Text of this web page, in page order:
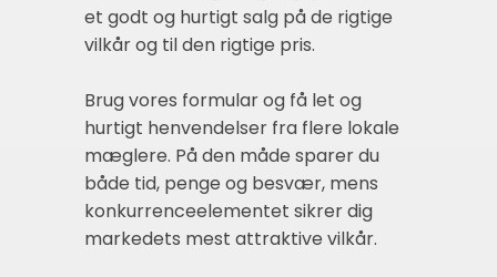
et godt og hurtigt salg på de rigtige
vilkår og til den rigtige pris.
Brug vores formular og få let og
hurtigt henvendelser fra flere lokale
mæglere. På den måde sparer du
både tid, penge og besvær, mens
konkurrenceelementet sikrer dig
markedets mest attraktive vilkår.